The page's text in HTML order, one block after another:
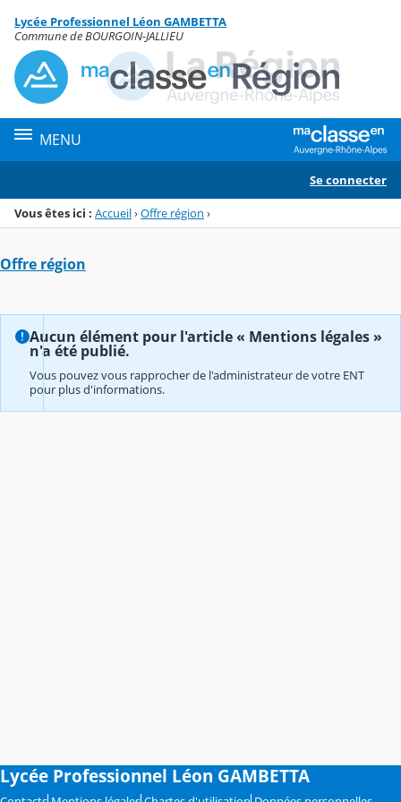
Menu de la rubrique
Contenu
Lycée Professionnel Léon GAMBETTA
Commune de BOURGOIN-JALLIEU
MENU
Se connecter
Vous êtes ici : Accueil›Offre région ›
Offre région
Aucun élément pour l'article « Mentions légales »
n'a été publié.
Vous pouvez vous rapprocher de l'administrateur de votre ENT
pour plus d'informations.
Lycée Professionnel Léon GAMBETTA